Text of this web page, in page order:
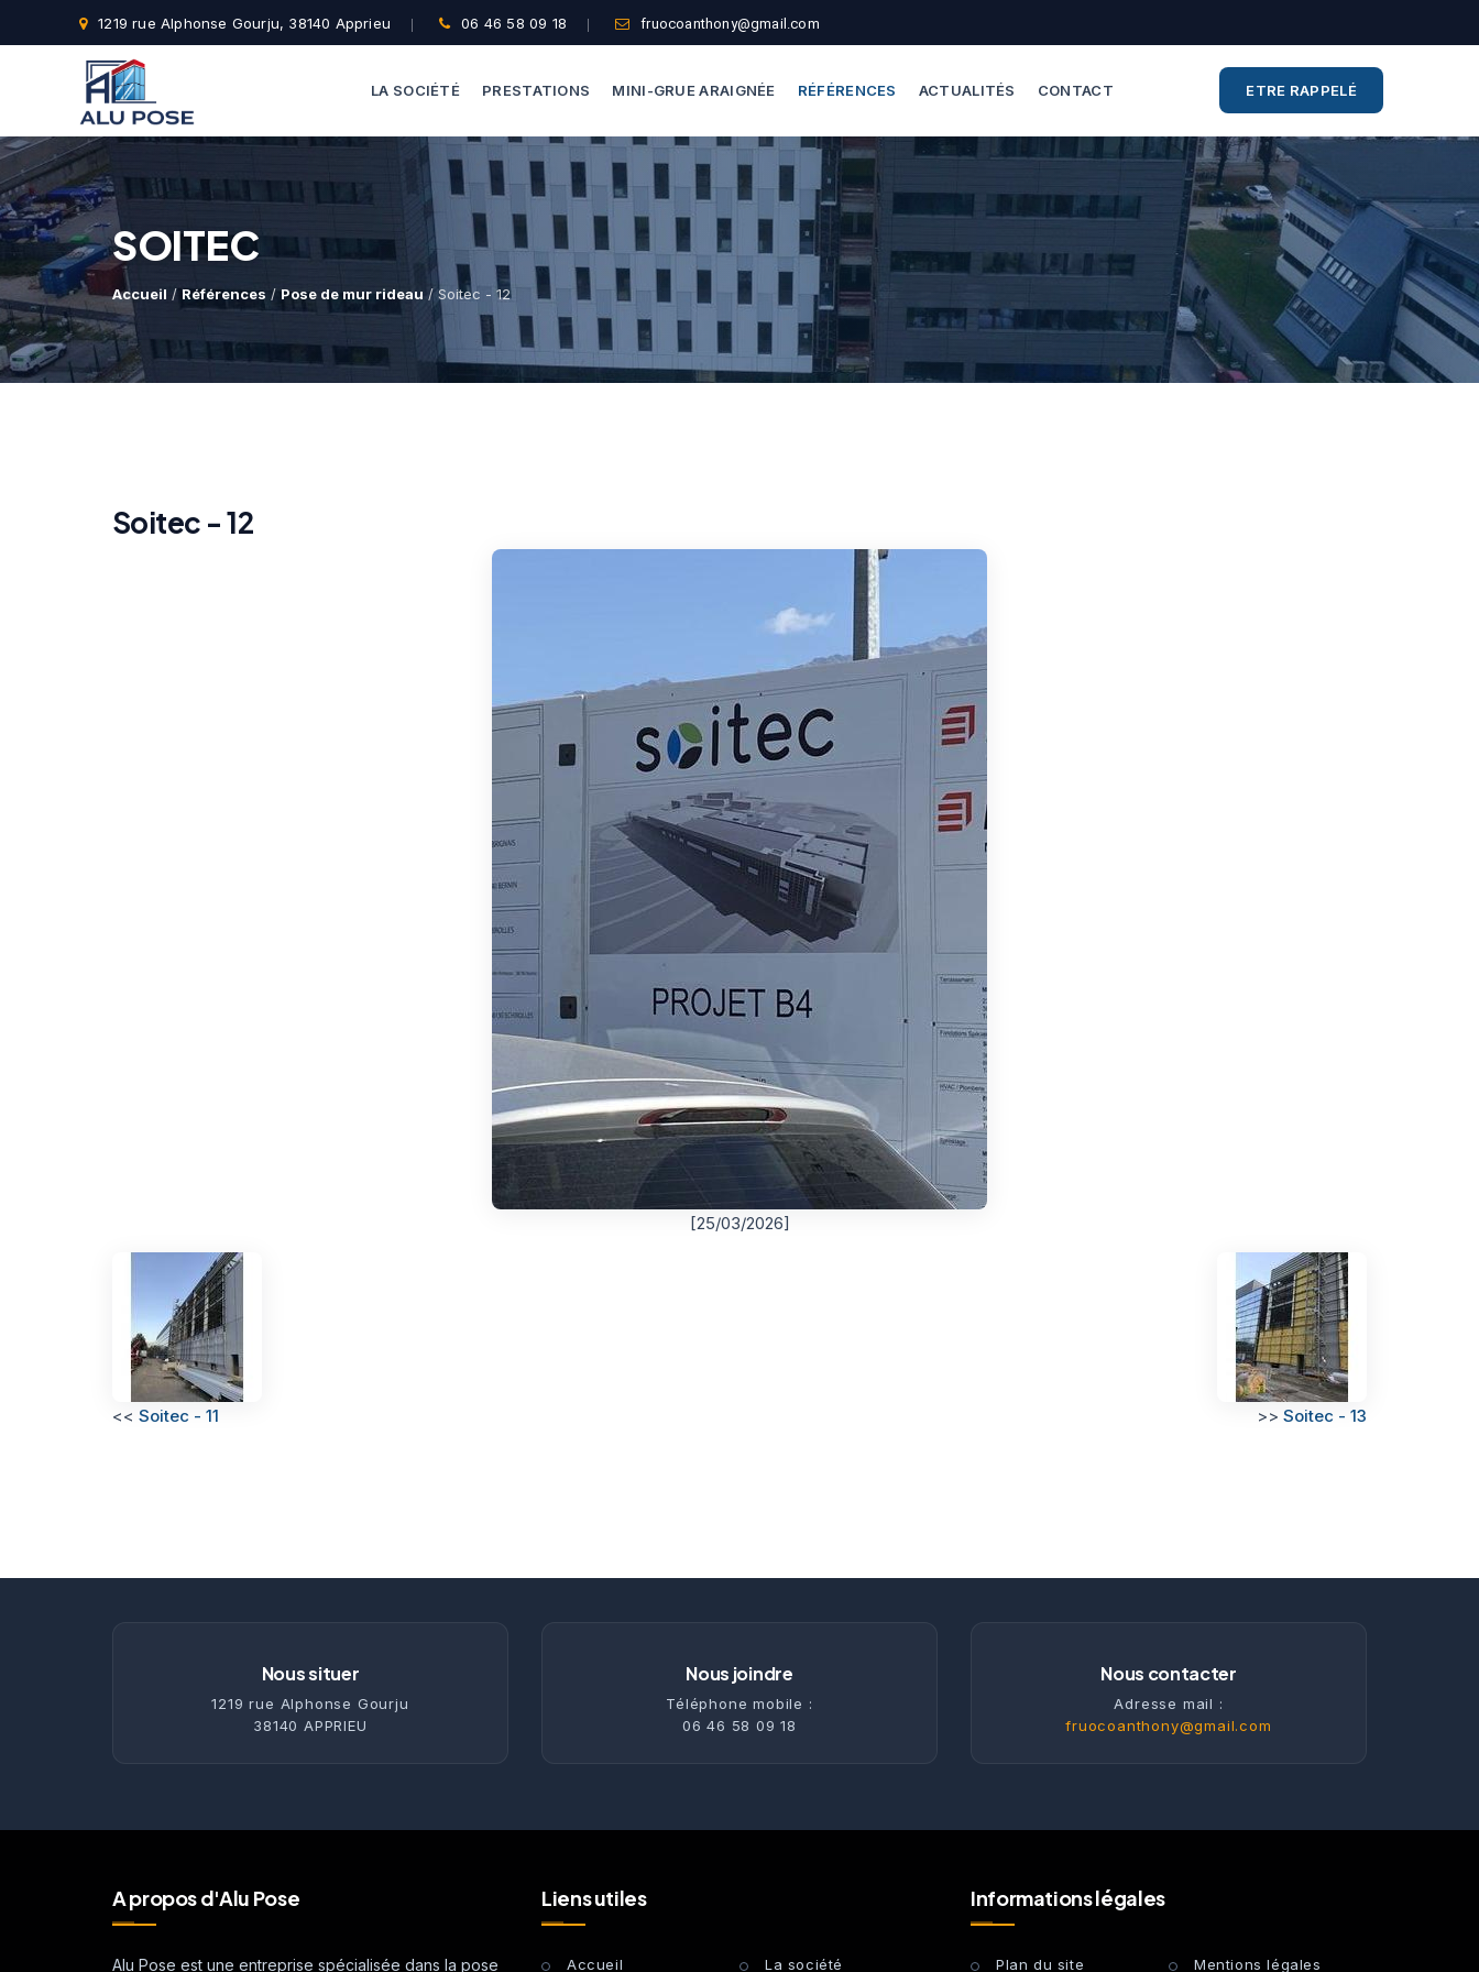
1219 rue Alphonse Gourju, 38140 Apprieu 06 46 58 09 18 fruocoanthony@gmail.com
LA SOCIÉTÉ PRESTATIONS
Dépannage Vitrages
Vitrine Magasin
Expertise Bris De Glace
Recherche De Fuite
MINI-GRUE ARAIGNÉE
Capacité De Levage
Nos Formules
RÉFÉRENCES ACTUALITÉS CONTACT ETRE RAPPELÉ
SOITEC
Accueil / Références /Pose de mur rideau / Soitec - 12
Soitec - 12
[25/03/2026]
<< Soitec - 11 >> Soitec - 13
Nous situer
1219 rue Alphonse Gourju
38140 APPRIEU
Nous joindre
Téléphone mobile :
06 46 58 09 18
Nous contacter
Adresse mail :
fruocoanthony@gmail.com
A propos d'Alu Pose
Alu Pose est une entreprise spécialisée dans la pose
Liens utiles
Accueil La société
Informations légales
Plan du site Mentions légales